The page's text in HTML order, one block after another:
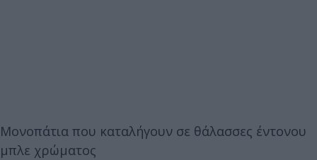
Μονοπάτια που καταλήγουν σε θάλασσες έντονου
μπλε χρώματος